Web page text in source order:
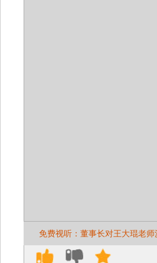
免费视听：董事长对王大琨老